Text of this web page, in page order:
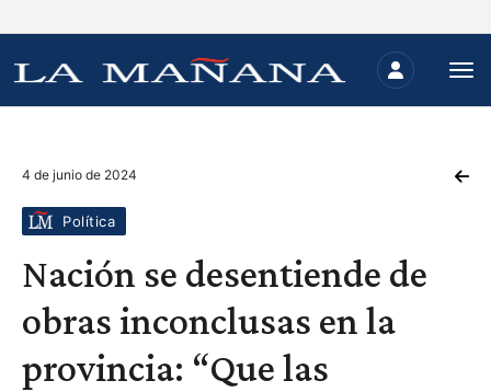
4 de junio de 2024
Política
Nación se desentiende de
obras inconclusas en la
provincia: “Que las